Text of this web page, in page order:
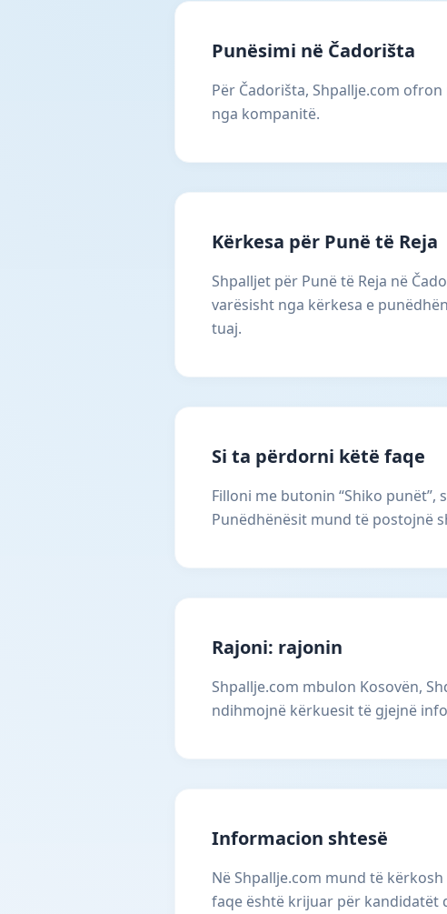
Punësimi në Čadorišta
Për Čadorišta, Shpallje.com
nga kompanitë.
Kërkesa për Punë të Reja
Shpalljet për Punë të Reja në
varësisht nga kërkesa e
tuaj.
Si ta përdorni këtë faqe
Filloni me butonin “Shiko
Punëdhënësit mund të postojnë
Rajoni: rajonin
Shpallje.com mbulon Kosovën,
ndihmojnë kërkuesit të gjejnë
Informacion shtesë
Në Shpallje.com mund të
faqe është krijuar për kandidatët